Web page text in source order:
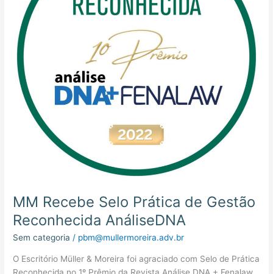
MM Recebe Selo Prática de Gestão
Reconhecida AnáliseDNA
Sem categoria / pbm@mullermoreira.adv.br
O Escritório Müller & Moreira foi agraciado com Selo de Prática
Gestão
Reconhecida
AnáliseDNA